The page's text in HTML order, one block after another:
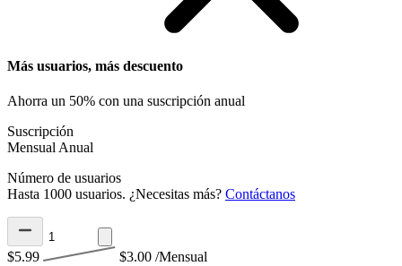
Más usuarios, más descuento
Ahorra un 50% con una suscripción anual
Suscripción
Mensual Anual
Número de usuarios
Hasta 1000 usuarios. ¿Necesitas más? Contáctanos
$5.99 $3.00 /Mensual